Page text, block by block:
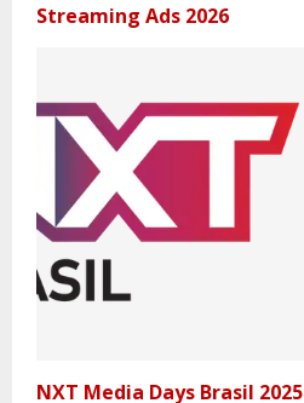
Streaming Ads 2026
NXT Media Days Brasil 2025